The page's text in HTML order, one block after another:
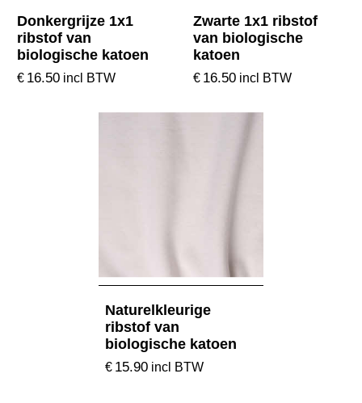
Donkergrijze 1x1
ribstof van
biologische katoen
€ 16.50 incl BTW
Zwarte 1x1 ribstof
van biologische
katoen
€ 16.50 incl BTW
Naturelkleurige
ribstof van
biologische katoen
€ 15.90 incl BTW